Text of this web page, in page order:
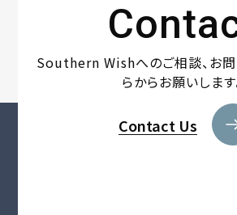
Southern Wishへのご相談、お
らからお願いします
Contact Us